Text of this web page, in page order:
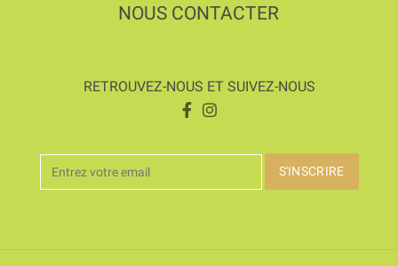
NOUS CONTACTER
RETROUVEZ-NOUS ET SUIVEZ-NOUS